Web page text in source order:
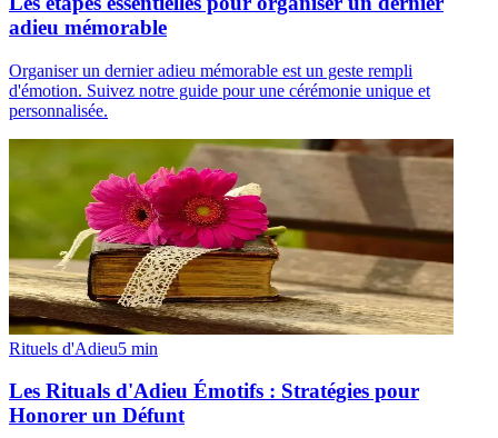
adieu mémorable
Organiser un dernier adieu mémorable est un geste rempli
d'émotion. Suivez notre guide pour une cérémonie unique et
personnalisée.
Rituels d'Adieu5 min
Les Rituals d'Adieu Émotifs : Stratégies pour
Honorer un Défunt